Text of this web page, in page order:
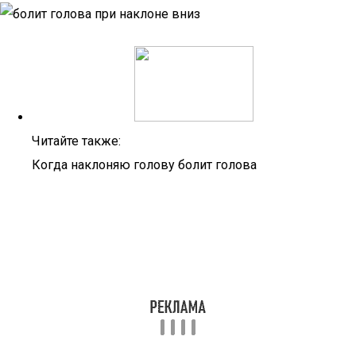
Читайте также:
Когда наклоняю голову болит голова